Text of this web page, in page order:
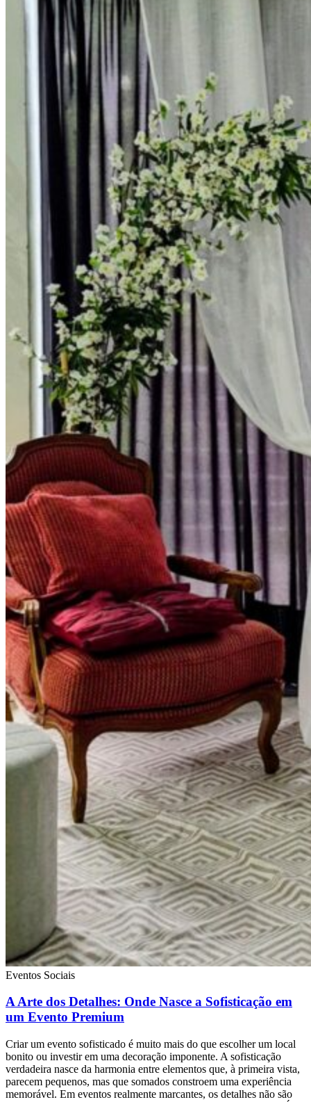
Eventos Sociais
A Arte dos Detalhes: Onde Nasce a Sofisticação em
um Evento Premium
Criar um evento sofisticado é muito mais do que escolher um local
bonito ou investir em uma decoração imponente. A sofisticação
verdadeira nasce da harmonia entre elementos que, à primeira vista,
parecem pequenos, mas que somados constroem uma experiência
memorável. Em eventos realmente marcantes, os detalhes não são